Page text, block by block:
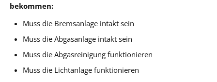
bekommen:
Muss die Bremsanlage intakt sein
Muss die Abgasanlage intakt sein
Muss die Abgasreinigung funktionieren
Muss die Lichtanlage funktionieren